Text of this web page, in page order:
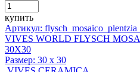
купить
Артикул:
VIVES WORLD FLYSCH
30X30
Размер: 30 x 30